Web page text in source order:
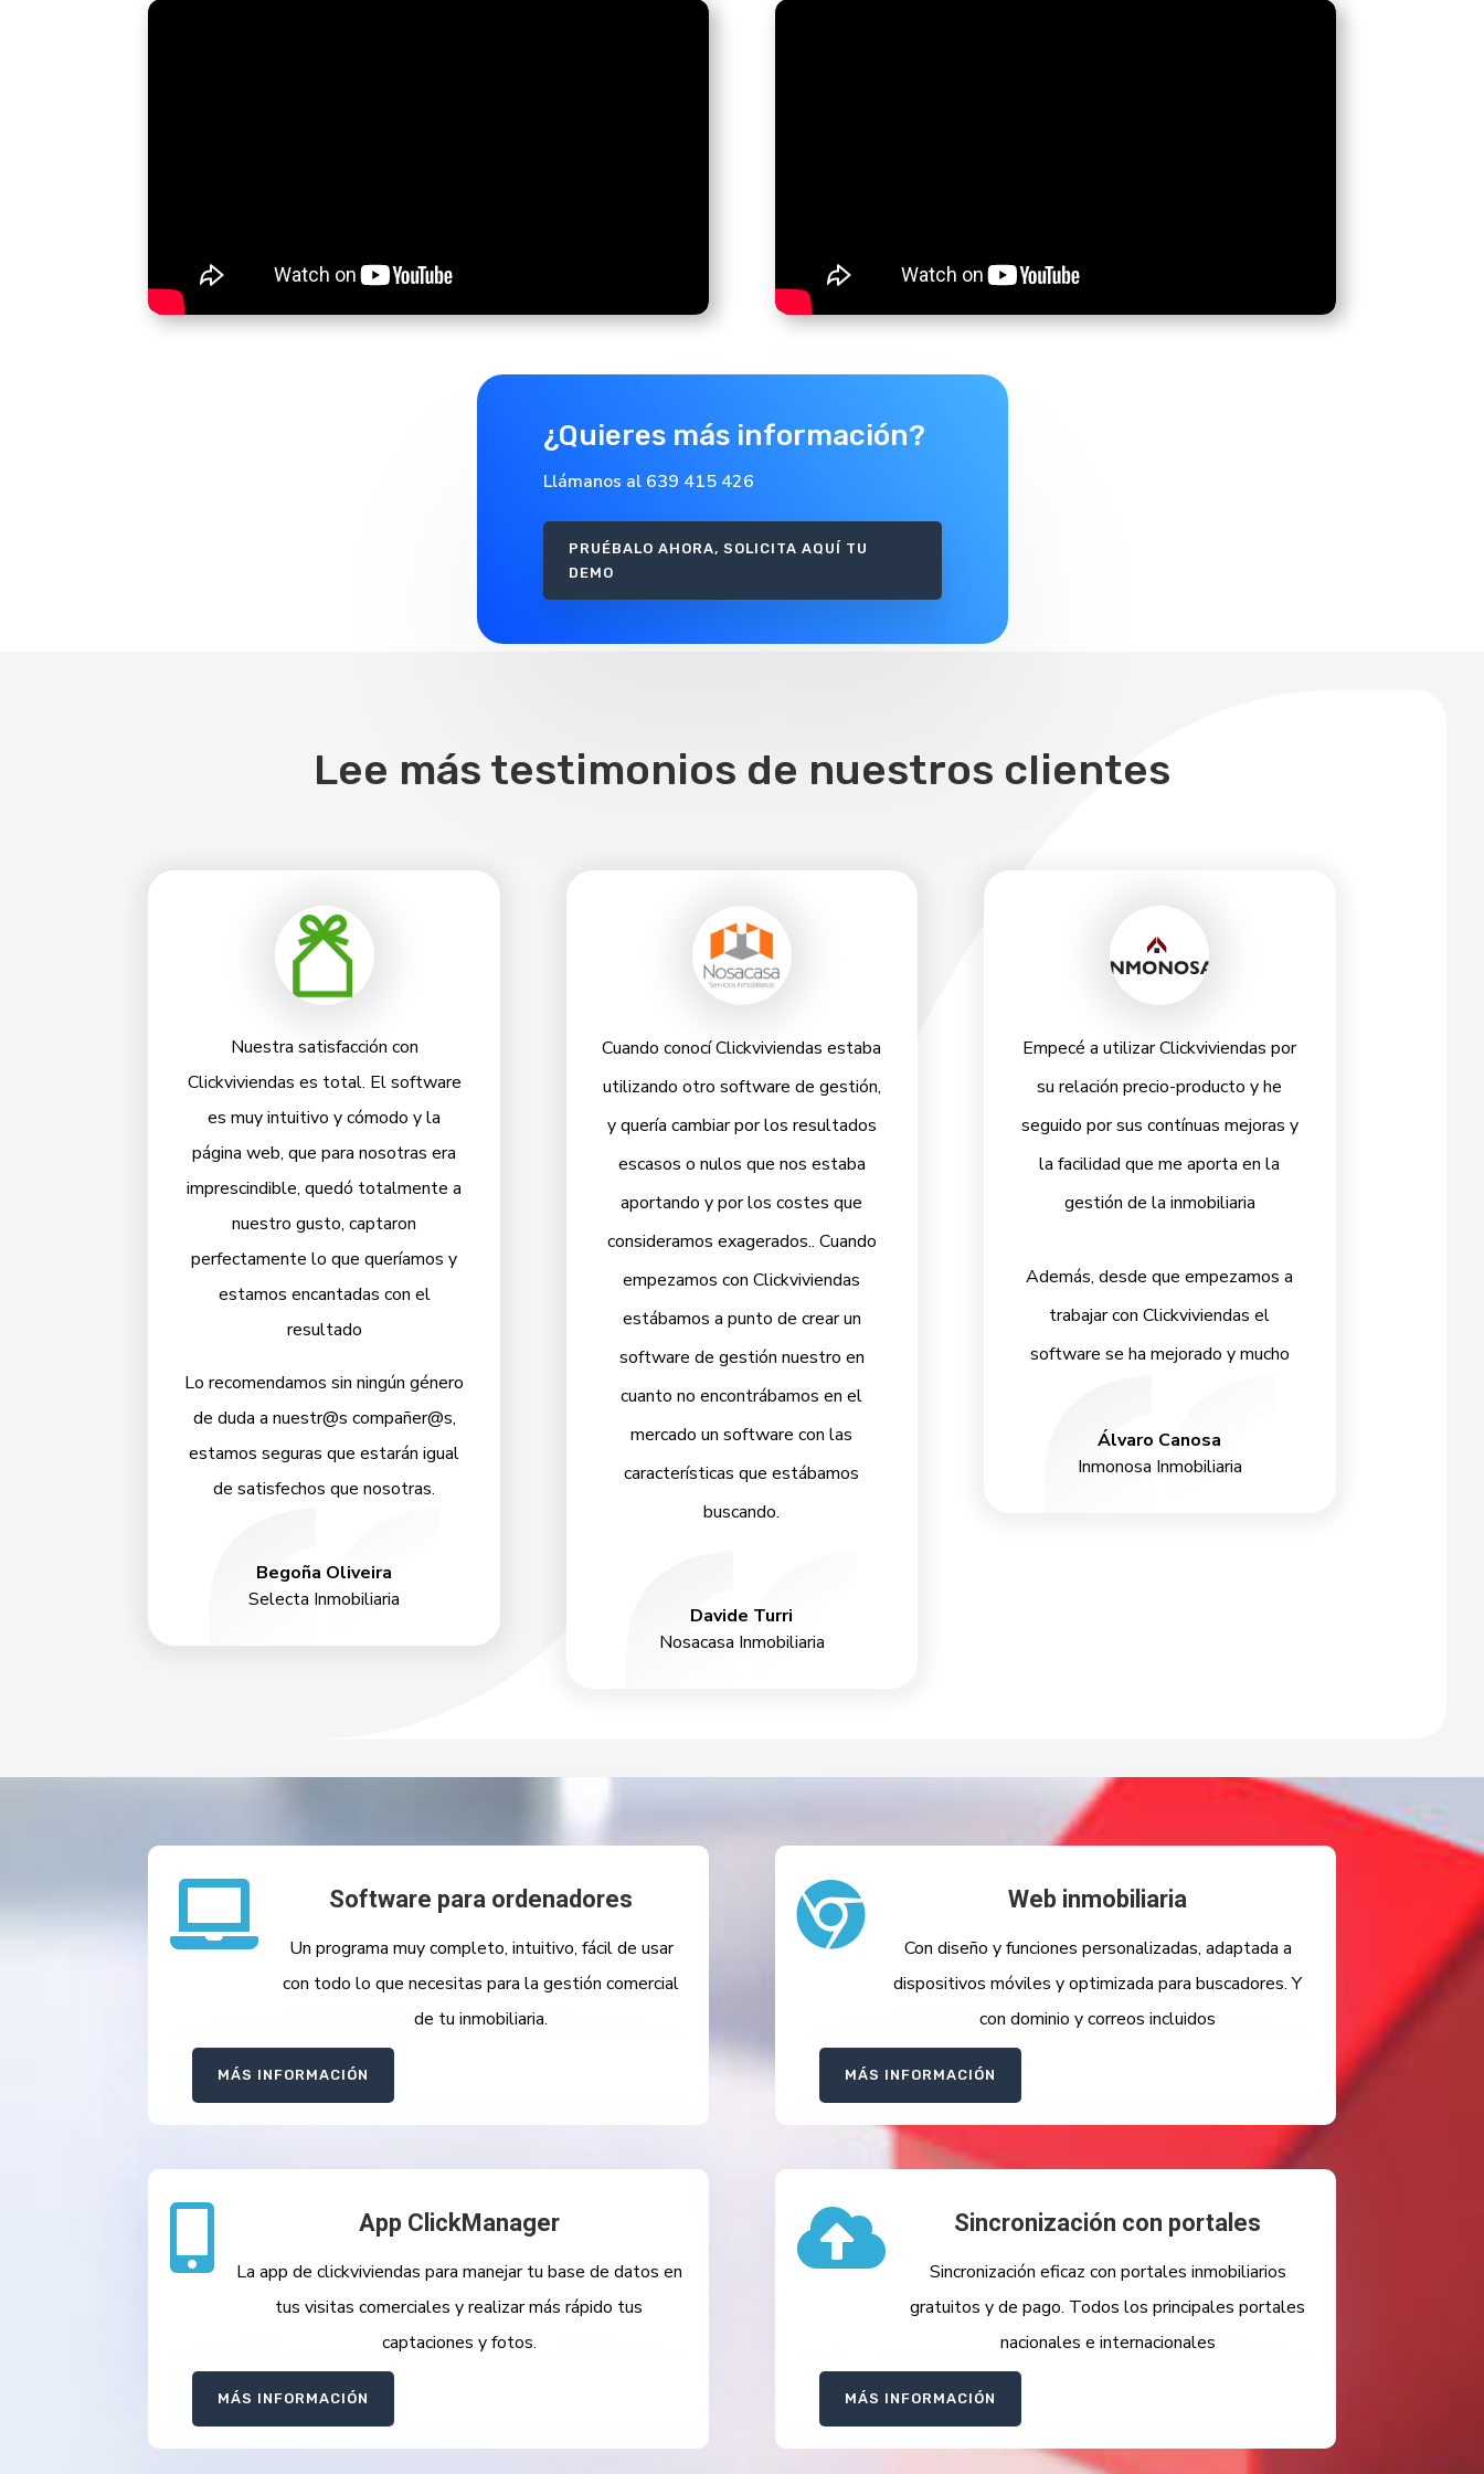
¿Quieres más información?
Llámanos al 639 415 426
PRUÉBALO AHORA, SOLICITA AQUÍ TU
DEMO
Lee más testimonios de nuestros clientes
Nuestra satisfacción con
Clickviviendas es total. El software
es muy intuitivo y cómodo y la
página web, que para nosotras era
imprescindible, quedó totalmente a
nuestro gusto, captaron
perfectamente lo que queríamos y
estamos encantadas con el
resultado
Lo recomendamos sin ningún género
de duda a nuestr@s compañer@s,
estamos seguras que estarán igual
de satisfechos que nosotras.
Begoña Oliveira
Selecta Inmobiliaria
Cuando conocí Clickviviendas estaba
utilizando otro software de gestión,
y quería cambiar por los resultados
escasos o nulos que nos estaba
aportando y por los costes que
consideramos exagerados.. Cuando
empezamos con Clickviviendas
estábamos a punto de crear un
software de gestión nuestro en
cuanto no encontrábamos en el
mercado un software con las
características que estábamos
buscando.
Davide Turri
Nosacasa Inmobiliaria
Empecé a utilizar Clickviviendas por
su relación precio-producto y he
seguido por sus contínuas mejoras y
la facilidad que me aporta en la
gestión de la inmobiliaria
Además, desde que empezamos a
trabajar con Clickviviendas el
software se ha mejorado y mucho
Álvaro Canosa
Inmonosa Inmobiliaria
 Software para ordenadores
Un programa muy completo, intuitivo, fácil de usar
con todo lo que necesitas para la gestión comercial
de tu inmobiliaria.
MÁS INFORMACIÓN
 App ClickManager
La app de clickviviendas para manejar tu base de datos en
tus visitas comerciales y realizar más rápido tus
captaciones y fotos.
MÁS INFORMACIÓN
 Web inmobiliaria
Con diseño y funciones personalizadas, adaptada a
dispositivos móviles y optimizada para buscadores. Y
con dominio y correos incluidos
MÁS INFORMACIÓN
 Sincronización con portales
Sincronización eficaz con portales inmobiliarios
gratuitos y de pago. Todos los principales portales
nacionales e internacionales
MÁS INFORMACIÓN